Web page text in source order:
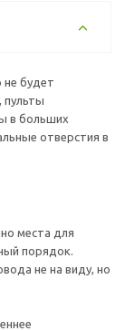
не будет
пульты
в больших
отверстия в
места для
порядок.
не на виду, но